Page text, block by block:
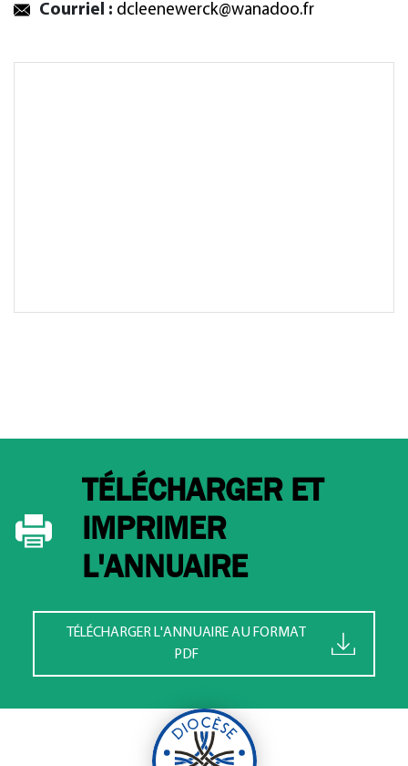
Courriel : dcleenewerck@wanadoo.fr
TÉLÉCHARGER ET
IMPRIMER
L'ANNUAIRE
TÉLÉCHARGER L'ANNUAIRE AU FORMAT
PDF